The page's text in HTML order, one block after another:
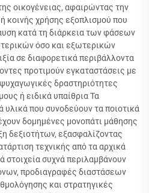
οικογένειας, αφαιρώντας την
κοινής χρήσης εξοπλισμού που
κατά τη διάρκεια των φάσεων
όσο και εξωτερικών
σε διαφορετικά περιβάλλοντα
προτιμούν εγκαταστάσεις με
δραστηριότητες
ή ειδικά υπαίθρια Τα
που συνοδεύουν τα ποιοτικά
δομημένες μονοπάτι μάθησης
δεξιοτήτων, εξασφαλίζοντας
τεχνικής από τα αρχικά
στοιχεία συχνά περιλαμβάνουν
προδιαγραφές διαστάσεων
και στρατηγικές